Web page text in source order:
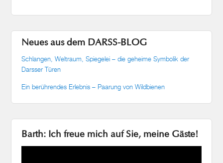
Schlangen, Weltraum, Spiegelei – die geheime Symbolik der
Ein berührendes Erlebnis – Paarung von Wildbienen
Video-